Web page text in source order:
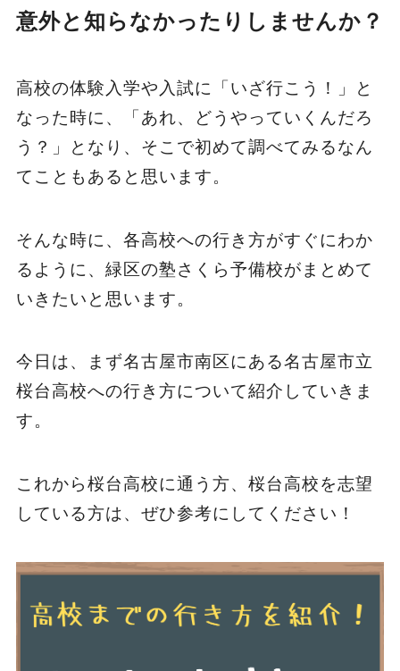
意外と知らなかったりしませんか？
高校の体験入学や入試に「いざ行こう！」と
なった時に、「あれ、どうやっていくんだろ
う？」となり、そこで初めて調べてみるなん
てこともあると思います。
そんな時に、各高校への行き方がすぐにわか
るように、緑区の塾さくら予備校がまとめて
いきたいと思います。
今日は、まず名古屋市南区にある名古屋市立
桜台高校への行き方について紹介していきま
す。
これから桜台高校に通う方、桜台高校を志望
している方は、ぜひ参考にしてください！